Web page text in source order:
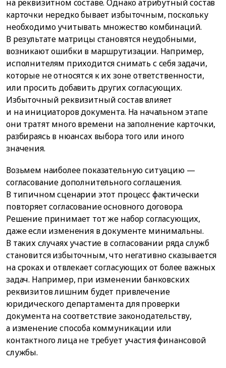
на реквизитном составе. Однако атрибутный состав
карточки нередко бывает избыточным, поскольку
необходимо учитывать множество комбинаций.
В результате матрицы становятся неудобными,
возникают ошибки в маршрутизации. Например,
исполнителям приходится снимать с себя задачи,
которые не относятся к их зоне ответственности,
или просить добавить других согласующих.
Избыточный реквизитный состав влияет
и на инициаторов документа. На начальном этапе
они тратят много времени на заполнение карточки,
разбираясь в нюансах выбора того или иного
значения.
Возьмем наиболее показательную ситуацию —
согласование дополнительного соглашения.
В типичном сценарии этот процесс фактически
повторяет согласование основного договора.
Решение принимает тот же набор согласующих,
даже если изменения в документе минимальны.
В таких случаях участие в согласовании ряда служб
становится избыточным, что негативно сказывается
на сроках и отвлекает согласующих от более важных
задач. Например, при изменении банковских
реквизитов лишним будет привлечение
юридического департамента для проверки
документа на соответствие законодательству,
а изменение способа коммуникации или
контактного лица не требует участия финансовой
службы.